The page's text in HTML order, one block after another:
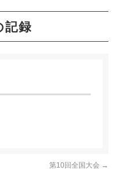
記録
第10回全国大会 →